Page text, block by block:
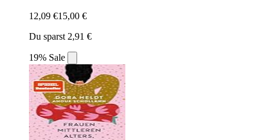
12,09 €15,00 €
Du sparst 2,91 €
19% Sale